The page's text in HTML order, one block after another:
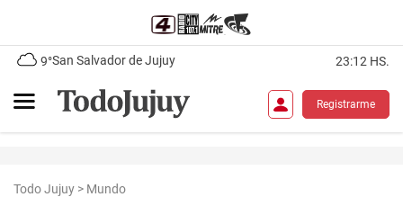
9°San Salvador de Jujuy 23:12 HS.
Registrarme
Todo Jujuy > Mundo